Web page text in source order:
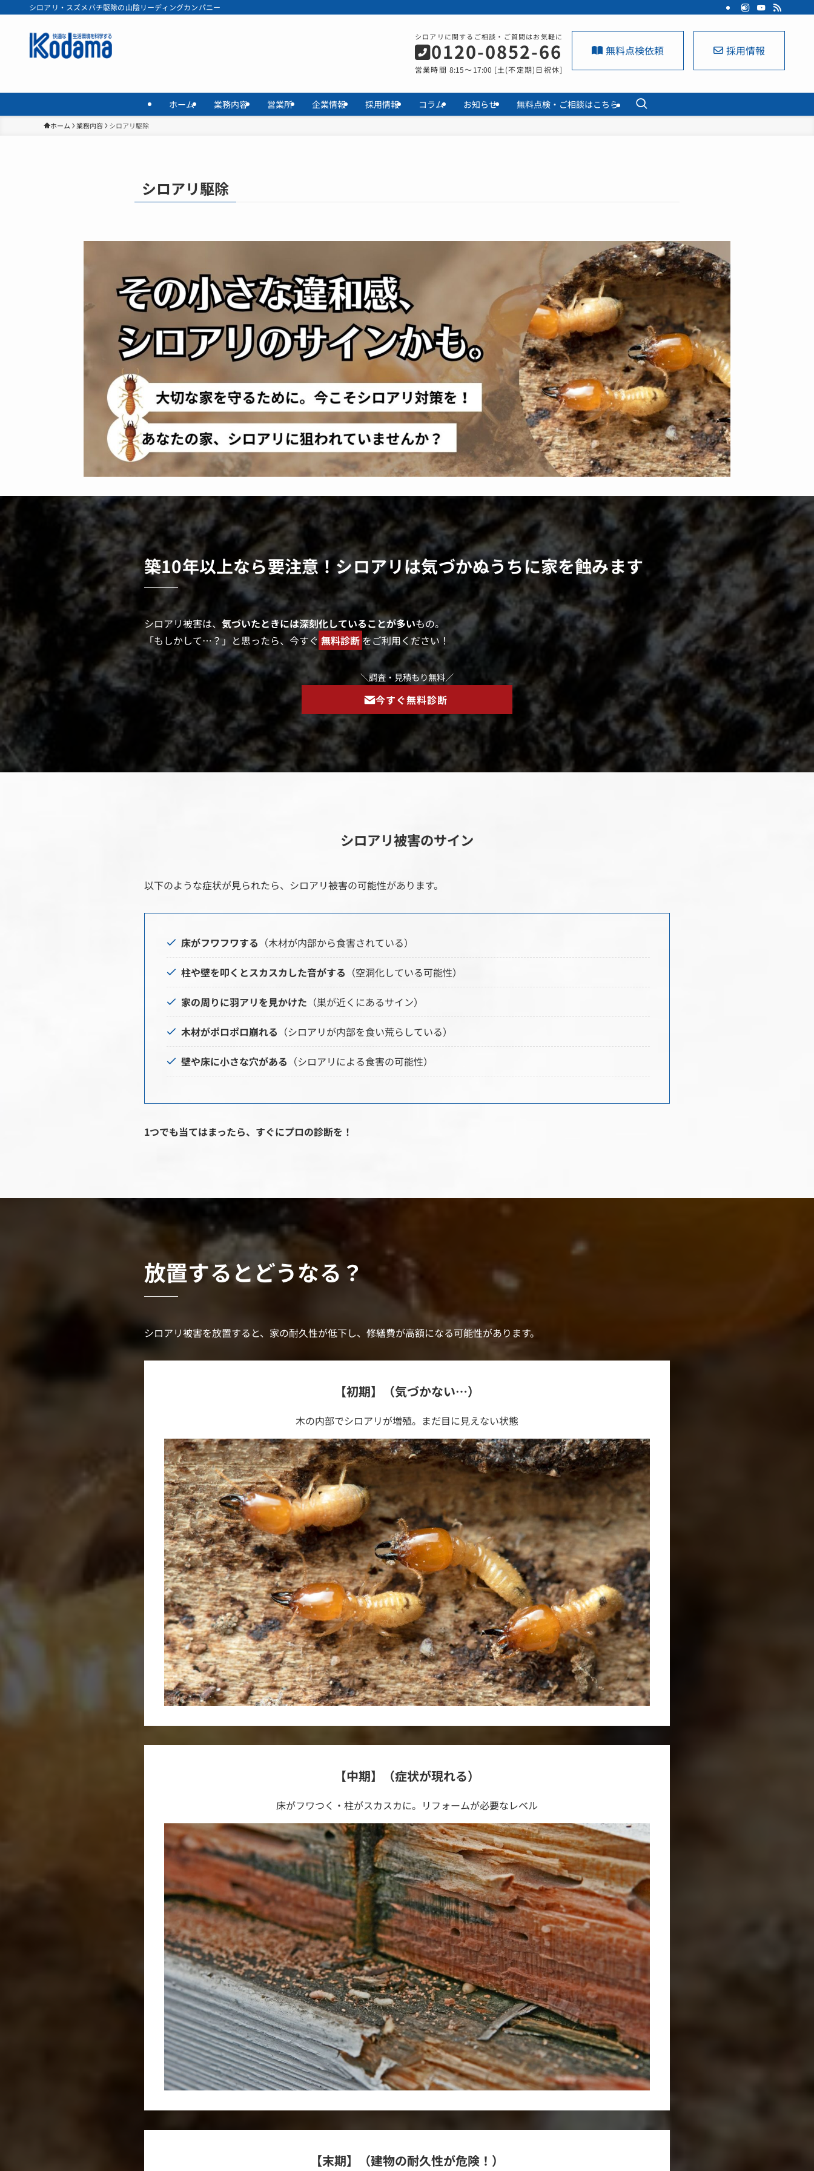
シロアリ・スズメバチ駆除の山陰リーディングカンパニー
シロアリに関するご相談・ご質問はお気軽に
0120-0852-66
営業時間 8:15～17:00 [土(不定期)日祝休]
無料点検依頼 採用情報
ホーム 業務内容 営業所 企業情報 採用情報 コラム お知らせ 無料点検・ご相談はこちら
ホーム 業務内容 シロアリ駆除
シロアリ駆除
築10年以上なら要注意！シロアリは気づかぬうちに家を蝕みます
シロアリ被害は、 気づいたときには深刻化していることが多いもの。
「もしかして…？」と思ったら、今すぐ無料診断をご利用ください！
＼調査・見積もり無料／
今すぐ無料診断
シロアリ被害のサイン
以下のような症状が見られたら、シロアリ被害の可能性があります。
床がフワフワする （木材が内部から食害されている）
柱や壁を叩くとスカスカした音がする （空洞化している可能性）
家の周りに羽アリを見かけた （巣が近くにあるサイン）
木材がポロポロ崩れる （シロアリが内部を食い荒らしている）
壁や床に小さな穴がある （シロアリによる食害の可能性）
1つでも当てはまったら、すぐにプロの診断を！
放置するとどうなる？
シロアリ被害を放置すると、家の耐久性が低下し、修繕費が高額になる可能性があります。
【初期】（気づかない…）
木の内部でシロアリが増殖。まだ目に見えない状態
【中期】（症状が現れる）
床がフワつく・柱がスカスカに。リフォームが必要なレベル
【末期】（建物の耐久性が危険！）